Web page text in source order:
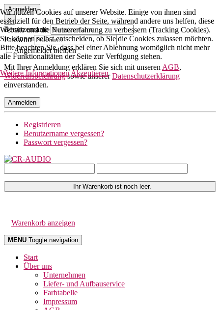
Anmelden
×
Benutzername
Passwort
Angemeldet bleiben
Mit Ihrer Anmeldung erklären Sie sich mit unseren AGB,
Widerrufsbelehrungsowie unsererDatenschutzerklärung
einverstanden.
Anmelden
Registrieren
Benutzername vergessen?
Passwort vergessen?
Ihr Warenkorb ist noch leer.
Warenkorb anzeigen
MENU Toggle navigation
Start
Über uns
Unternehmen
Liefer- und Aufbauservice
Farbtabelle
Impressum
Wir nutzen Cookies auf unserer Website. Einige von ihnen sind
essenziell für den Betrieb der Seite, während andere uns helfen, diese
Website und die Nutzererfahrung zu verbessern (Tracking Cookies).
Sie können selbst entscheiden, ob Sie die Cookies zulassen möchten.
Bitte beachten Sie, dass bei einer Ablehnung womöglich nicht mehr
alle Funktionalitäten der Seite zur Verfügung stehen.
Weitere InformationenAkzeptieren